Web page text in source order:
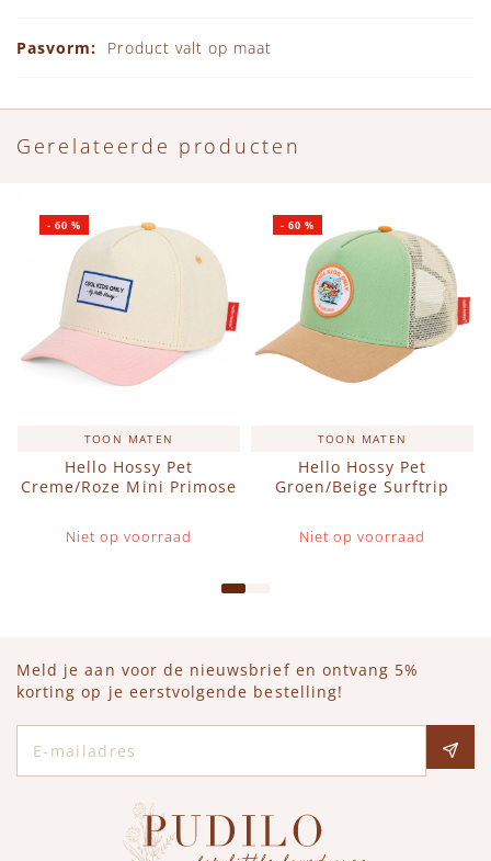
Product valt op maat
Gerelateerde producten
TOON MATEN
Hello Hossy Pet
Creme/Roze Mini Primose
Niet op voorraad
-60 %
TOON MATEN
Hello Hossy Pet
Groen/Beige Surftrip
Niet op voorraad
-60 %
Meld je aan voor de nieuwsbrief en ontvang 5%
korting op je eerstvolgende bestelling!